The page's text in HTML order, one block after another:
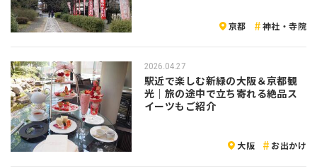
京都 神社・寺院
2026.04.27
駅近で楽しむ新緑の大阪＆京都観
光｜旅の途中で立ち寄れる絶品ス
イーツもご紹介
大阪 お出かけ